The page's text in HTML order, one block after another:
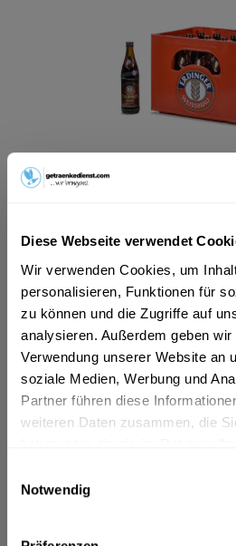
Diese Webseite verwendet
Wir verwenden Cookies, um
personalisieren, Funktionen für
zu können und die Zugriffe auf
analysieren. Außerdem geben
Verwendung unserer Website an
soziale Medien, Werbung und
Partner führen diese
weiteren Daten zusammen, die
Notwendig
21,59 € *
Vorrätig
MEHRWEG
+3,10 € Pfand
In
Artikel-Nr.: 10154
ERDINGER Dunkel zu einem